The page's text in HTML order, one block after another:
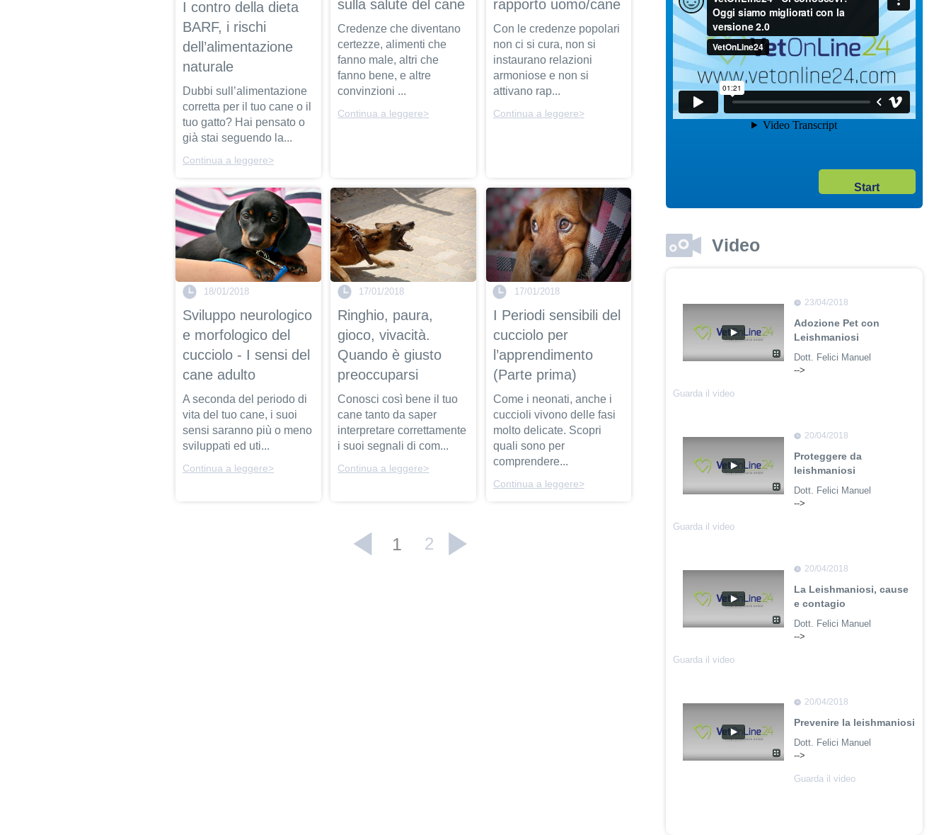
I contro della dieta
BARF, i rischi
dell’alimentazione
naturale
Dubbi sull’alimentazione
corretta per il tuo cane o il
tuo gatto? Hai pensato o
già stai seguendo la...
Continua a leggere>
sulla salute del cane
Credenze che diventano
certezze, alimenti che
fanno male, altri che
fanno bene, e altre
convinzioni ...
Continua a leggere>
rapporto uomo/cane
Con le credenze popolari
non ci si cura, non si
instaurano relazioni
armoniose e non si
attivano rap...
Continua a leggere>
18/01/2018
Sviluppo neurologico
e morfologico del
cucciolo - I sensi del
cane adulto
A seconda del periodo di
vita del tuo cane, i suoi
sensi saranno più o meno
sviluppati ed uti...
Continua a leggere>
17/01/2018
Ringhio, paura,
gioco, vivacità.
Quando è giusto
preoccuparsi
Conosci così bene il tuo
cane tanto da saper
interpretare correttamente
i suoi segnali di com...
Continua a leggere>
17/01/2018
I Periodi sensibili del
cucciolo per
l’apprendimento
(Parte prima)
Come i neonati, anche i
cuccioli vivono delle fasi
molto delicate. Scopri
quali sono per
comprendere...
Continua a leggere>
1 2
Start
Video
04/10/2017
Acquisto Pet Online
Dott. Maurizio Albano
Guarda il video
04/10/2017
Comportamento pet
Dott. Maurizio Albano
23/04/2018
Adozione Pet con
Leishmaniosi
Dott. Felici Manuel
-->
Guarda il video
20/04/2018
Proteggere da
leishmaniosi
Dott. Felici Manuel
-->
Guarda il video
20/04/2018
La Leishmaniosi, cause
e contagio
Dott. Felici Manuel
-->
Guarda il video
20/04/2018
Prevenire la leishmaniosi
Dott. Felici Manuel
-->
Guarda il video